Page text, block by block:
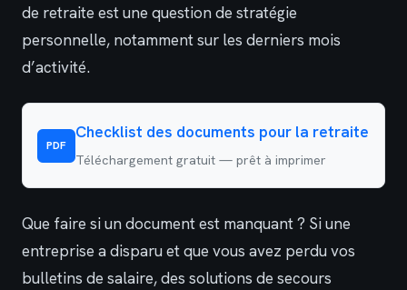
de retraite est une question de stratégie
personnelle, notamment sur les derniers mois
d’activité.
PDF
Checklist des documents pour la retraite
Téléchargement gratuit — prêt à imprimer
Que faire si un document est manquant ? Si une
entreprise a disparu et que vous avez perdu vos
bulletins de salaire, des solutions de secours